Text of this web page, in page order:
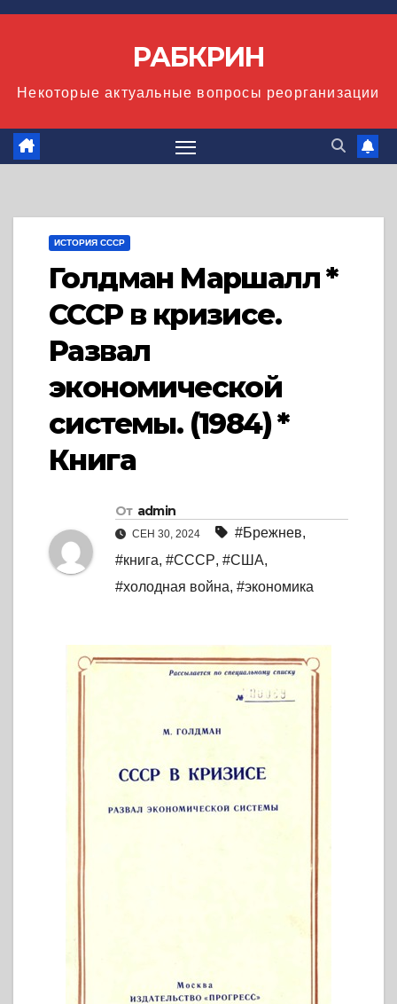
Перейти
РАБКРИН
Некоторые актуальные вопросы реорганизации
ИСТОРИЯ СССР
Голдман Маршалл *
СССР в кризисе.
Развал
экономической
системы. (1984) *
Книга
От admin
СЕН 30, 2024 #Брежнев,
#книга, #СССР, #США,
#холодная война, #экономика